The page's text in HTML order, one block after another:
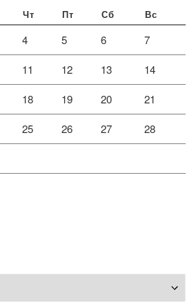
Чт Пт Сб Вс
4 5 6 7
11 12 13 14
18 19 20 21
25 26 27 28